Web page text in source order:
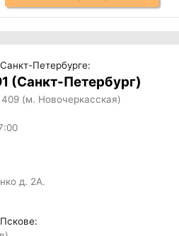
Петербурге:
(Санкт-Петербург)
(м. Новочеркасская)
д. 2А.